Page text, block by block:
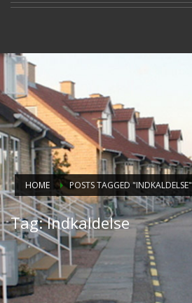
HOME POSTS TAGGED "INDKALDELSE"
Tag: Indkaldelse